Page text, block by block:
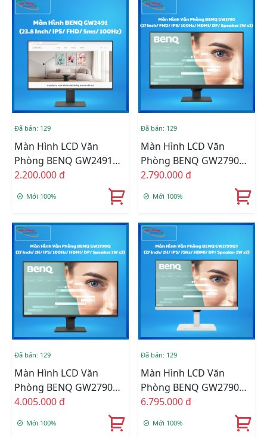
Đã bán: 129
Màn Hình LCD Văn
Phòng BENQ GW2491
(23.8 Inch/ IPS/ FHD/
2.200.000 đ
Mới 100%
Đã bán: 129
Màn Hình LCD Văn
Phòng BENQ GW2790
Loa Tích Hợp (27 Inch/
FHD/ IPS/ 100Hz/ HDMI/
DP/ Speaker 2W X2)
2.790.000 đ
Mới 100%
Đã bán: 129
Màn Hình LCD Văn
Phòng BENQ GW2790Q
Loa Tích Hợp (27 Inch/
2K/ IPS/ 100Hz/ HDMI/
DP/ Speaker 2W X2)
4.005.000 đ
Mới 100%
Đã bán: 129
Màn Hình LCD Văn
Phòng BENQ GW2790QT
Loa Tích Hợp (27 Inch/
2K/ IPS/ 75Hz/ HDMI/
DP/ Speaker 2W X2)
6.795.000 đ
Mới 100%